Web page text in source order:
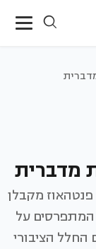
מדברית
דירת פנטהאוז מקבלן
בת 6 חדרים, 165 מ"ר, המתפרסים על
הציבורי